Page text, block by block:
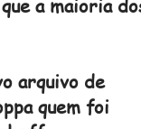
a maioria
arquivo de
quem foi